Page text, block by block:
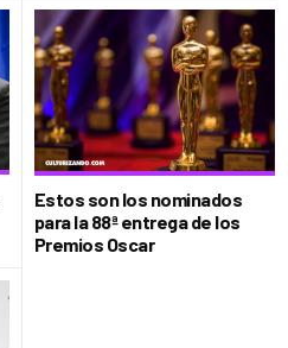
Estos son los nominados
para la 88ª entrega de los
Premios Oscar